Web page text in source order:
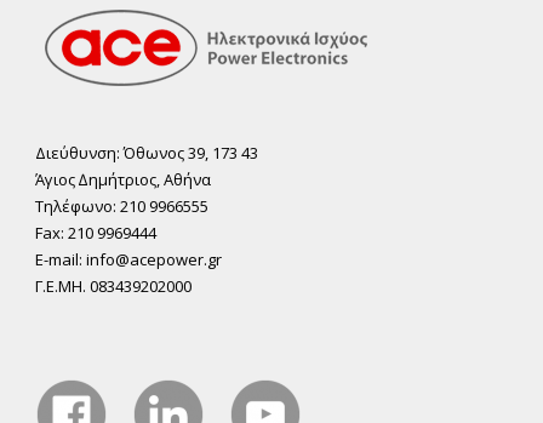
Διεύθυνση: Όθωνος 39, 173 43
Άγιος ∆ηµήτριος, Αθήνα
Τηλέφωνο: 210 9966555
Fax: 210 9969444
E-mail: info@acepower.gr
Γ.Ε.ΜΗ. 083439202000